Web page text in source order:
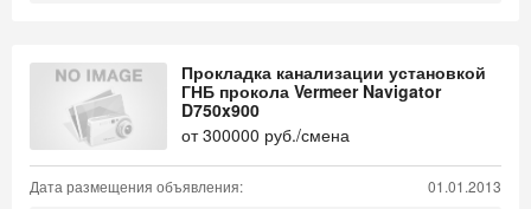
Прокладка канализации установкой
ГНБ прокола Vermeer Navigator
D750x900
от300000 руб./смена
Дата размещения объявления: 01.01.2013